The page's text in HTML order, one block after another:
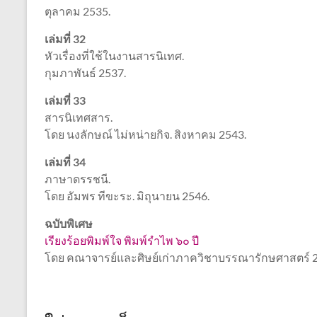
ตุลาคม 2535.
เล่มที่ 32
หัวเรื่องที่ใช้ในงานสารนิเทศ.
กุมภาพันธ์ 2537.
เล่มที่ 33
สารนิเทศสาร.
โดย นงลักษณ์ ไม่หน่ายกิจ. สิงหาคม 2543.
เล่มที่ 34
ภาษาดรรชนี.
โดย อัมพร ทีขะระ. มิถุนายน 2546.
ฉบับพิเศษ
เรียงร้อยพิมพ์ใจ พิมพ์รำไพ ๖๐ ปี
โดย คณาจารย์และศิษย์เก่าภาควิชาบรรณารักษศาสตร์